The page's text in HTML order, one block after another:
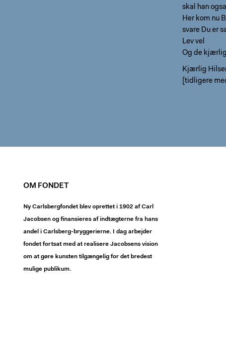
skal han
Her kom nu
svare Du er
Lev vel
Og de
Kjærlig
[tidligere
OM FONDET
Ny Carlsbergfondet blev oprettet i 1902 af Carl
Jacobsen og finansieres af indtægterne fra hans
andel i Carlsberg-bryggerierne. I dag arbejder
fondet fortsat med at realisere Jacobsens vision
om at gøre kunsten tilgængelig for det bredest
mulige publikum.